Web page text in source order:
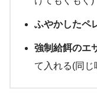
ふやかしたペ
強制給餌のエ
て入れる(同